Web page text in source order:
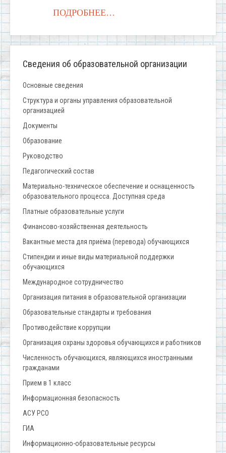
ПОДРОБНЕЕ…
Сведения об образовательной организации
Основные сведения
Структура и органы управления образовательной
организацией
Документы
Образование
Руководство
Педагогический состав
Материально-техническое обеспечение и оснащенность
образовательного процесса. Доступная среда
Платные образовательные услуги
Финансово-хозяйственная деятельность
Вакантные места для приёма (перевода) обучающихся
Стипендии и иные виды материальной поддержки
обучающихся
Международное сотрудничество
Организация питания в образовательной организации
Образовательные стандарты и требования
Противодействие коррупции
Организация охраны здоровья обучающихся и работников
Численность обучающихся, являющихся иностранными
гражданами
Прием в 1 класс
Информационная безопасность
АСУ РСО
ГИА
Информационно-образовательные ресурсы